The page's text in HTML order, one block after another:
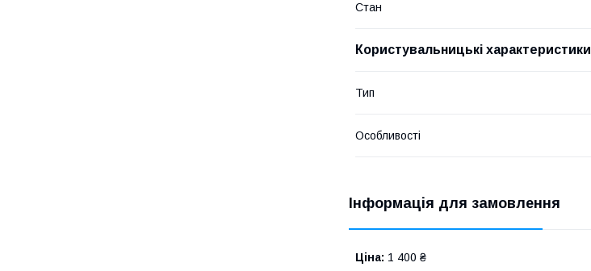
Стан
Користувальницькі характеристики
Тип
Особливості
Інформація для замовлення
Ціна: 1 400 ₴